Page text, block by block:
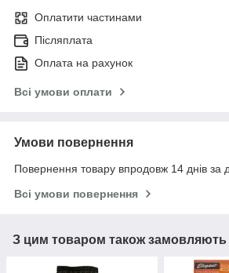
Оплатити частинами
Післяплата
Оплата на рахунок
Всі умови оплати
Умови повернення
Повернення товару впродовж 14 днів за
Всі умови повернення
З цим товаром також замовляють